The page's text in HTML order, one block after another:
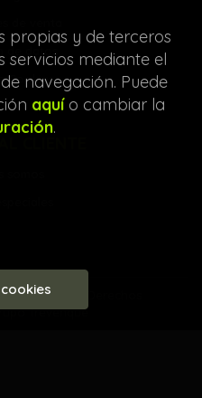
de datos
Cookies
CLIENTE
. Todos los Derechos
Trevenque
propias y de terceros
mediante el
navegación. Puede
aquío cambiar la
.